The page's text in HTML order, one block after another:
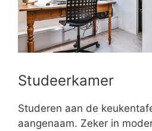
Studeerkamer
Studeren aan de
aangenaam. Zeker in